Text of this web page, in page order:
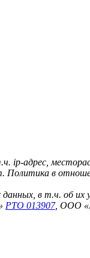
ip-адрес,
Политика в
в т.ч. об их
РТО 013907, ООО